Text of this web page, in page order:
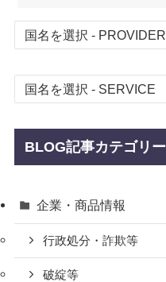
BLOG記事カテゴリー
企業・商品情報
行政処分・詐欺等
破綻等